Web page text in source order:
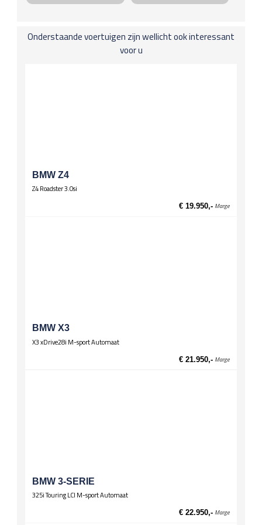
Mistlampen
Middenarmsteun voor
Onderstaande voertuigen zijn wellicht ook interessant
voor u
BMW Z4
Z4 Roadster 3.0si
€ 19.950,- Marge
BMW X3
X3 xDrive28i M-sport Automaat
€ 21.950,- Marge
BMW 3-SERIE
325i Touring LCI M-sport Automaat
€ 22.950,- Marge